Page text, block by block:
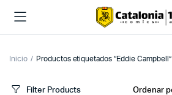
Inicio Productos etiquetados “Eddie Campbell”
Filter Products